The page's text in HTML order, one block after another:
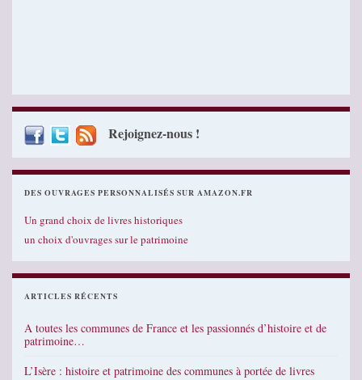
Rejoignez-nous !
DES OUVRAGES PERSONNALISÉS SUR AMAZON.FR
Un grand choix de livres historiques
un choix d'ouvrages sur le patrimoine
ARTICLES RÉCENTS
A toutes les communes de France et les passionnés d’histoire et de
patrimoine…
L’Isère : histoire et patrimoine des communes à portée de livres